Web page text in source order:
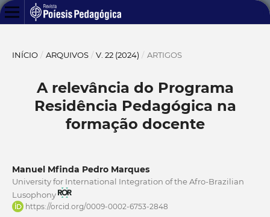
INÍCIO / ARQUIVOS / V. 22 (2024) / ARTIGOS
A relevância do Programa
Residência Pedagógica na
formação docente
Manuel Mfinda Pedro Marques
University for International Integration of the Afro-Brazilian
Lusophony
https://orcid.org/0009-0002-6753-2848